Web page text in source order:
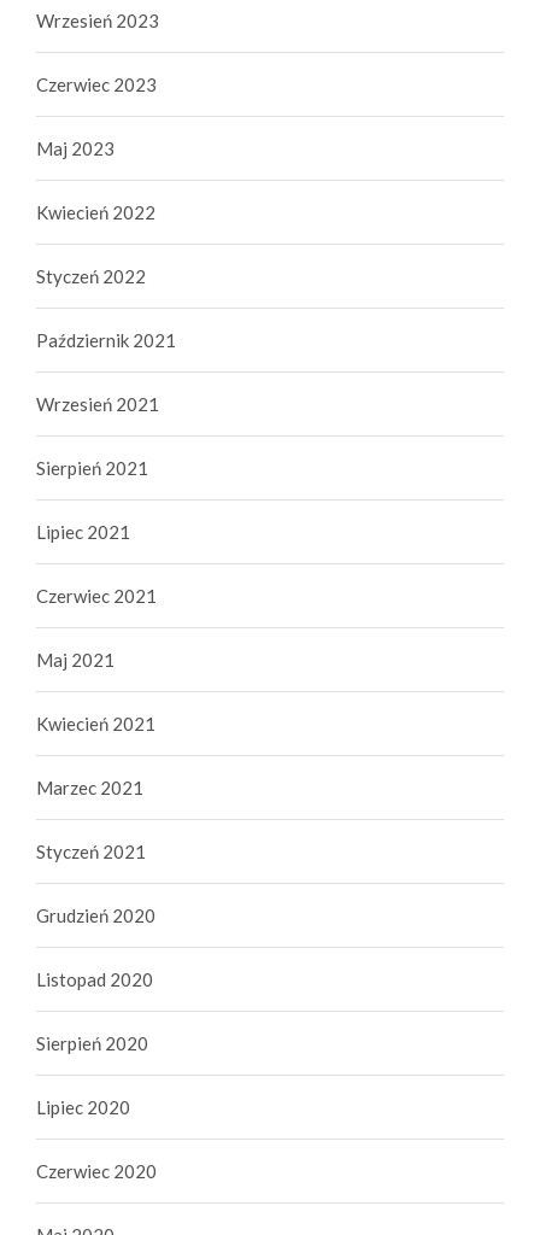
Wrzesień 2023
Czerwiec 2023
Maj 2023
Kwiecień 2022
Styczeń 2022
Październik 2021
Wrzesień 2021
Sierpień 2021
Lipiec 2021
Czerwiec 2021
Maj 2021
Kwiecień 2021
Marzec 2021
Styczeń 2021
Grudzień 2020
Listopad 2020
Sierpień 2020
Lipiec 2020
Czerwiec 2020